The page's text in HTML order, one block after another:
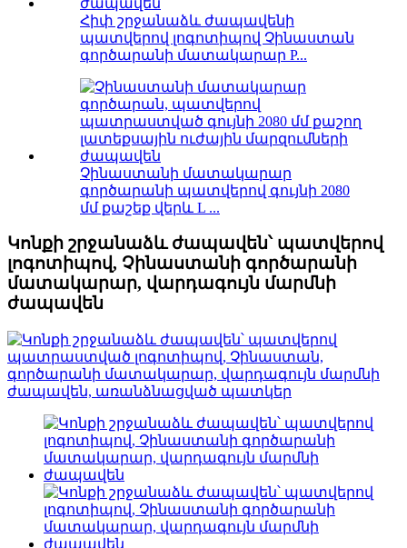
Հիփ շրջանաձև ժապավենի
պատվերով լոգոտիպով Չինաստան
գործարանի մատակարար P...
Չինաստանի մատակարար
գործարանի պատվերով գույնի 2080
մմ քաշեք վերև L ...
Կոնքի շրջանաձև ժապավեն՝ պատվերով
լոգոտիպով, Չինաստանի գործարանի
մատակարար, վարդագույն մարմնի
ժապավեն